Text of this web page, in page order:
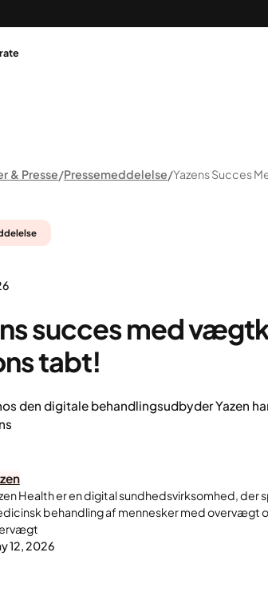
& Presse Pressemeddelelse
succes med
tabt!
den digitale behandlingsudbyder Yazen
Health er en digital sundhedsvirksomhed, der
behandling af mennesker med overvægt
12, 2026